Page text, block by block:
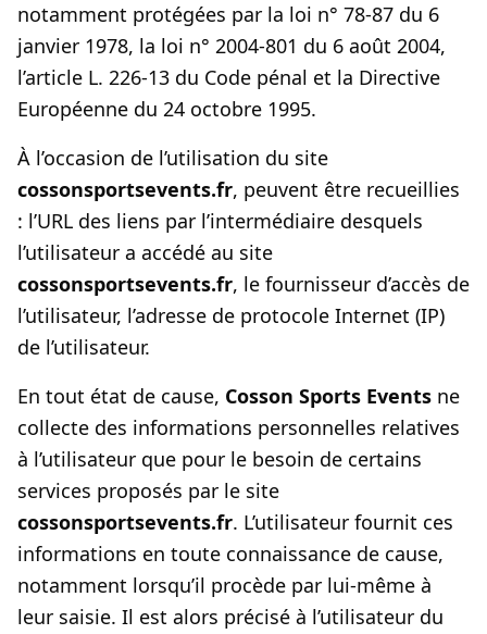
notamment protégées par la loi n° 78-87 du 6
janvier 1978, la loi n° 2004-801 du 6 août 2004,
l’article L. 226-13 du Code pénal et la Directive
Européenne du 24 octobre 1995.
À l’occasion de l’utilisation du site
cossonsportsevents.fr, peuvent être recueillies
: l’URL des liens par l’intermédiaire desquels
l’utilisateur a accédé au site
cossonsportsevents.fr, le fournisseur d’accès de
l’utilisateur, l’adresse de protocole Internet (IP)
de l’utilisateur.
En tout état de cause, Cosson Sports Events ne
collecte des informations personnelles relatives
à l’utilisateur que pour le besoin de certains
services proposés par le site
cossonsportsevents.fr. L’utilisateur fournit ces
informations en toute connaissance de cause,
notamment lorsqu’il procède par lui-même à
leur saisie. Il est alors précisé à l’utilisateur du